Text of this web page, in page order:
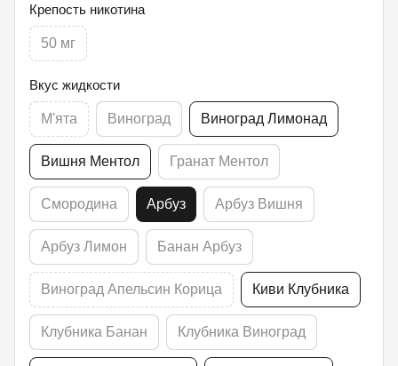
Крепость никотина
50 мг
Вкус жидкости
М'ята Виноград Виноград Лимонад
Вишня Ментол Гранат Ментол
Смородина Арбуз Арбуз Вишня
Арбуз Лимон Банан Арбуз
Виноград Апельсин Корица Киви Клубника
Клубника Банан Клубника Виноград